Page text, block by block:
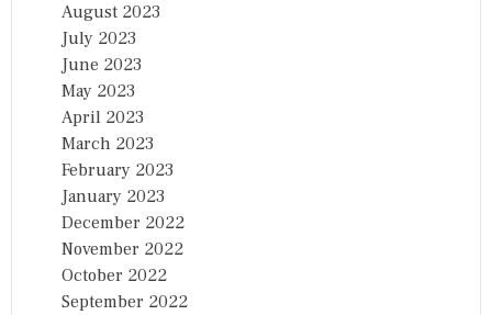
August 2023
July 2023
June 2023
May 2023
April 2023
March 2023
February 2023
January 2023
December 2022
November 2022
October 2022
September 2022